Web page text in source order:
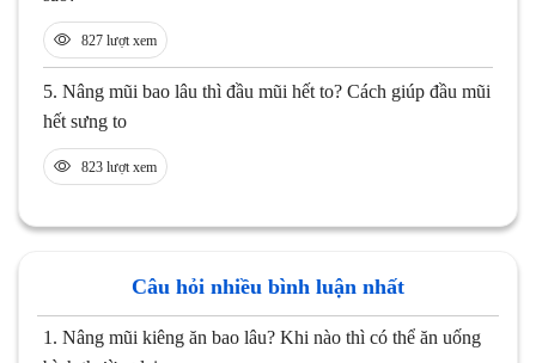
827 lượt xem
5. Nâng mũi bao lâu thì đầu mũi hết to? Cách giúp đầu mũi
hết sưng to
823 lượt xem
Câu hỏi nhiều bình luận nhất
1. Nâng mũi kiêng ăn bao lâu? Khi nào thì có thể ăn uống